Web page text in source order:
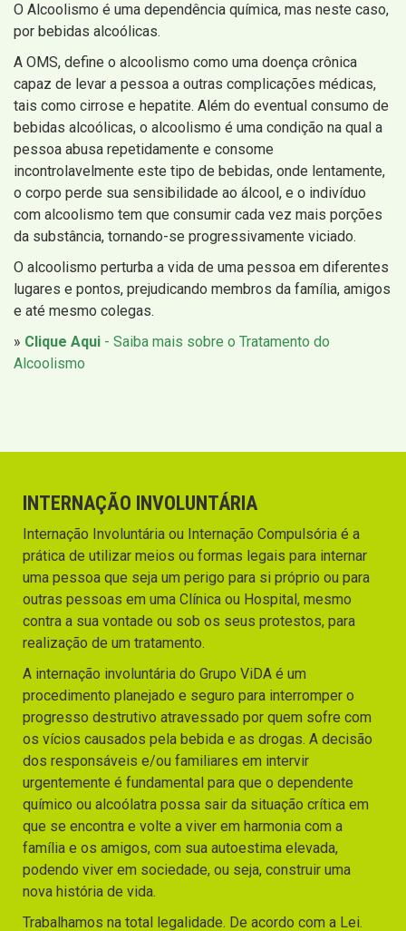
O Alcoolismo é uma dependência química, mas neste caso,
por bebidas alcoólicas.
A OMS, define o alcoolismo como uma doença crônica
capaz de levar a pessoa a outras complicações médicas,
tais como cirrose e hepatite. Além do eventual consumo de
bebidas alcoólicas, o alcoolismo é uma condição na qual a
pessoa abusa repetidamente e consome
incontrolavelmente este tipo de bebidas, onde lentamente,
o corpo perde sua sensibilidade ao álcool, e o indivíduo
com alcoolismo tem que consumir cada vez mais porções
da substância, tornando-se progressivamente viciado.
O alcoolismo perturba a vida de uma pessoa em diferentes
lugares e pontos, prejudicando membros da família, amigos
e até mesmo colegas.
» Clique Aqui - Saiba mais sobre o Tratamento do
Alcoolismo
INTERNAÇÃO INVOLUNTÁRIA
Internação Involuntária ou Internação Compulsória é a
prática de utilizar meios ou formas legais para internar
uma pessoa que seja um perigo para si próprio ou para
outras pessoas em uma Clínica ou Hospital, mesmo
contra a sua vontade ou sob os seus protestos, para
realização de um tratamento.
A internação involuntária do Grupo ViDA é um
procedimento planejado e seguro para interromper o
progresso destrutivo atravessado por quem sofre com
os vícios causados pela bebida e as drogas. A decisão
dos responsáveis e/ou familiares em intervir
urgentemente é fundamental para que o dependente
químico ou alcoólatra possa sair da situação crítica em
que se encontra e volte a viver em harmonia com a
família e os amigos, com sua autoestima elevada,
podendo viver em sociedade, ou seja, construir uma
nova história de vida.
Trabalhamos na total legalidade. De acordo com a Lei.